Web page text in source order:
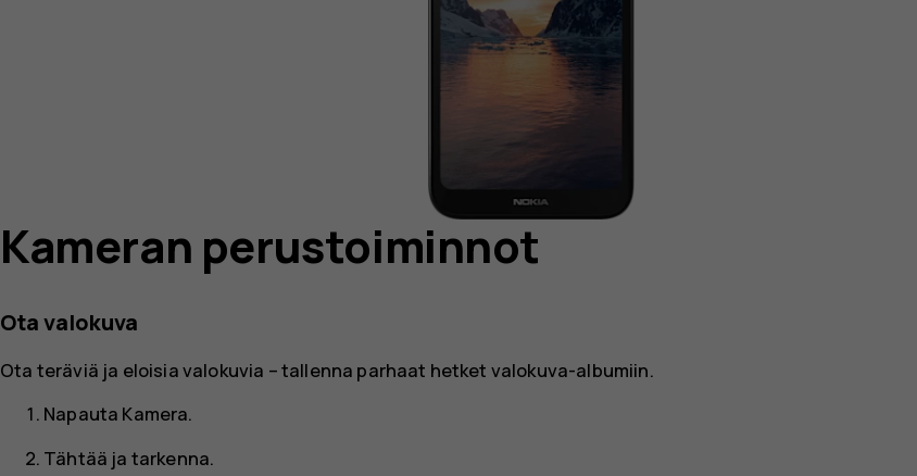
Kameran perustoiminnot
Ota valokuva
Ota teräviä ja eloisia valokuvia – tallenna parhaat hetket valokuva-albumiin.
Napauta Kamera.
Tähtää ja tarkenna.